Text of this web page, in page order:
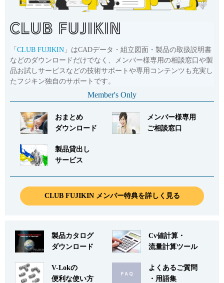
「 CLUB FUJIKIN 」はCADデータ・組立図面・製品の取扱説明書
などのダウンロードだけでなく、メンバー様専用の相談窓口や製
品お試しサービスなどの技術サポートや専用コンテンツも充実し
たフジキン独自のサポートです。
Member's Only
おまとめ
ダウンロード
メンバー様専用
ご相談窓口
製品貸出し
サービス
CLUB FUJIKIN メンバー特典を詳しく見る
製品カタログ
ダウンロード
Cv値計算・
流量計算ツール
V-Lokの
便利な使い方
よくあるご質問
・用語集